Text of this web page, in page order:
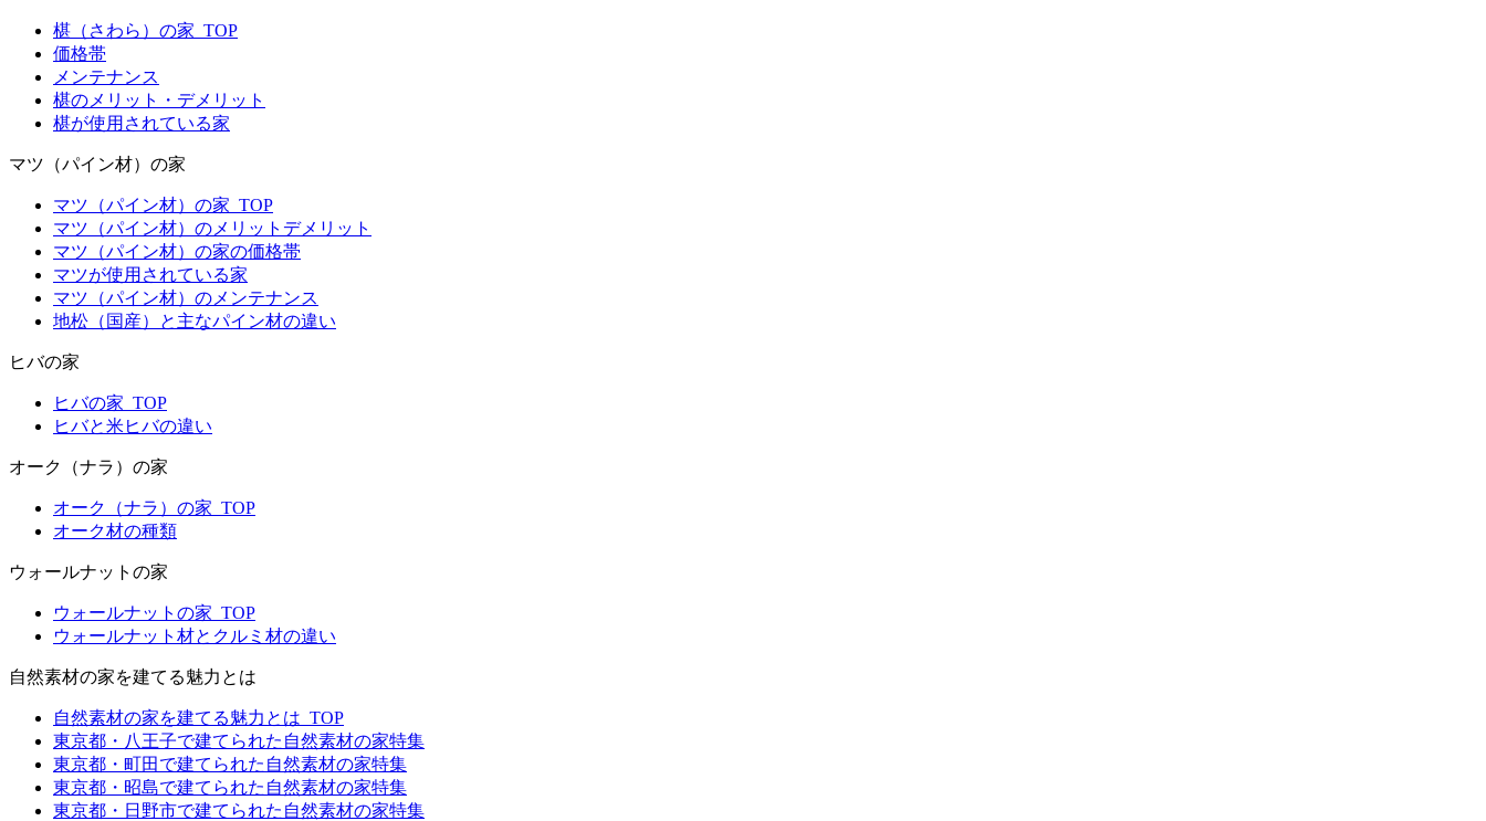
椹（さわら）の家_TOP
価格帯
メンテナンス
椹のメリット・デメリット
椹が使用されている家
マツ（パイン材）の家
マツ（パイン材）の家_TOP
マツ（パイン材）のメリットデメリット
マツ（パイン材）の家の価格帯
マツが使用されている家
マツ（パイン材）のメンテナンス
地松（国産）と主なパイン材の違い
ヒバの家
ヒバの家_TOP
ヒバと米ヒバの違い
オーク（ナラ）の家
オーク（ナラ）の家_TOP
オーク材の種類
ウォールナットの家
ウォールナットの家_TOP
ウォールナット材とクルミ材の違い
自然素材の家を建てる魅力とは
自然素材の家を建てる魅力とは_TOP
東京都・八王子で建てられた自然素材の家特集
東京都・町田で建てられた自然素材の家特集
東京都・昭島で建てられた自然素材の家特集
東京都・日野市で建てられた自然素材の家特集